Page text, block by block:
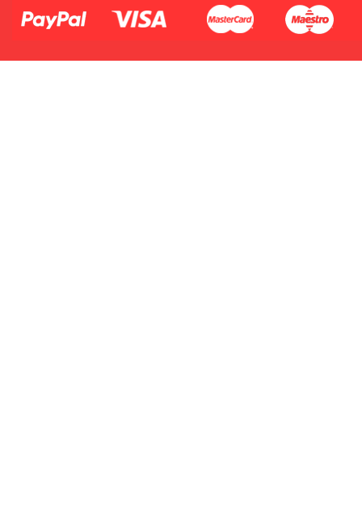
Płać jednym kontem. Wystarczy, że
dodasz dane swojej karty kredytowej
PayPal albo doładujesz je